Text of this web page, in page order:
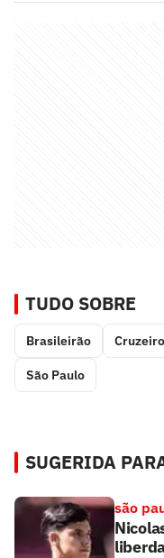
TUDO SOBRE
Brasileirão Cruzeiro
São Paulo
SUGERIDA
são